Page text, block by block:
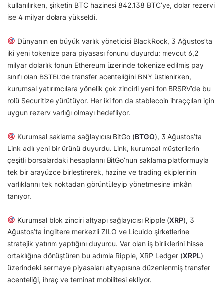
kullanılırken, şirketin BTC hazinesi 842.138 BTC’ye, dolar rezervi
ise 4 milyar dolara yükseldi.
Dünyanın en büyük varlık yöneticisi BlackRock, 3 Ağustos’ta
iki yeni tokenize para piyasası fonunu duyurdu: mevcut 6,2
milyar dolarlık fonun Ethereum üzerinde tokenize edilmiş pay
sınıfı olan BSTBL’de transfer acenteliğini BNY üstlenirken,
kurumsal yatırımcılara yönelik çok zincirli yeni fon BRSRV’de bu
rolü Securitize yürütüyor. Her iki fon da stablecoin ihraççıları için
uygun rezerv varlığı olmayı hedefliyor.
Kurumsal saklama sağlayıcısı BitGo (BTGO), 3 Ağustos’ta
Link adlı yeni bir ürünü duyurdu. Link, kurumsal müşterilerin
çeşitli borsalardaki hesaplarını BitGo’nun saklama platformuyla
tek bir arayüzde birleştirerek, hazine ve trading ekiplerinin
varlıklarını tek noktadan görüntüleyip yönetmesine imkân
tanıyor.
Kurumsal blok zinciri altyapı sağlayıcısı Ripple (XRP), 3
Ağustos’ta İngiltere merkezli ZILO ve Licuido şirketlerine
stratejik yatırım yaptığını duyurdu. Var olan iş birliklerini hisse
ortaklığına dönüştüren bu adımla Ripple, XRP Ledger (XRPL)
üzerindeki sermaye piyasaları altyapısına düzenlenmiş transfer
acenteliği, ihraç ve teminat mobilitesi ekliyor.